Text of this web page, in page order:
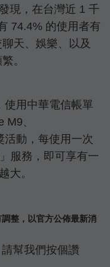
現，在台灣近 1 千
74.4% 的使用者有
天、娛樂、以及
。
使用中華電信帳單
、
活動，每使用一次
服務，即可享有一
大。
整，以官方公佈最新消
幫我們按個讚